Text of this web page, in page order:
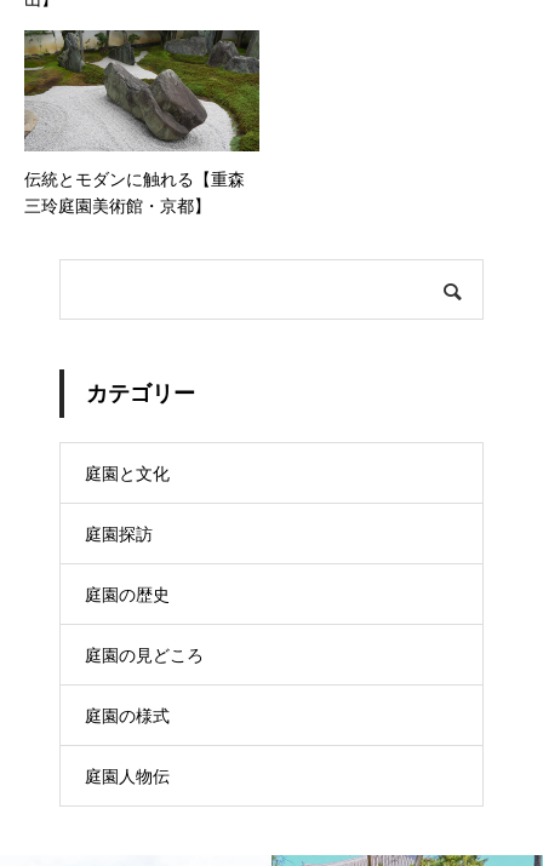
伝統とモダンに触れる【重森
三玲庭園美術館・京都】
カテゴリー
庭園と文化
庭園探訪
庭園の歴史
庭園の見どころ
庭園の様式
庭園人物伝